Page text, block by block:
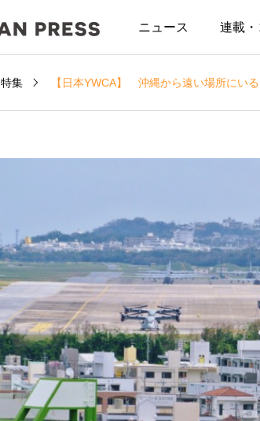
ニュース 連載・
特集 【日本YWCA】 沖縄から遠い場所にい